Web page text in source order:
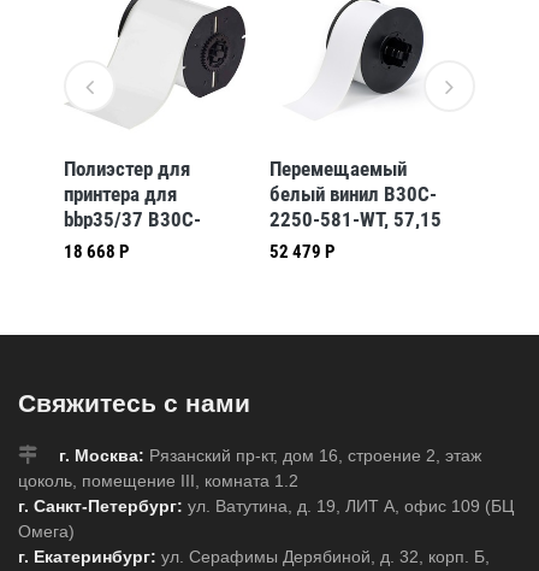
Полиэстер для
принтера для
bbp35/37 B30C-
4000-488
18 668 Р
Перемещаемый
белый винил B30C-
2250-581-WT, 57,15
мм * 30,48 м
52 479 Р
Свяжитесь с нами
г. Москва: Рязанский пр-кт, дом 16, строение 2, этаж
цоколь, помещение III, комната 1.2
г. Санкт-Петербург: ул. Ватутина, д. 19, ЛИТ А, офис 109 (БЦ
Омега)
г. Екатеринбург: ул. Серафимы Дерябиной, д. 32, корп. Б,